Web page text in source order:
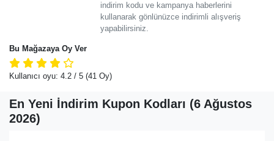
Bu Mağazaya Oy Ver
Kullanıcı oyu: 4.2 / 5 (41 Oy)
indirim kodu ve kampanya haberlerini
kullanarak gönlünüzce indirimli alışveriş
yapabilirsiniz.
En Yeni İndirim Kupon Kodları (6 Ağustos
2026)